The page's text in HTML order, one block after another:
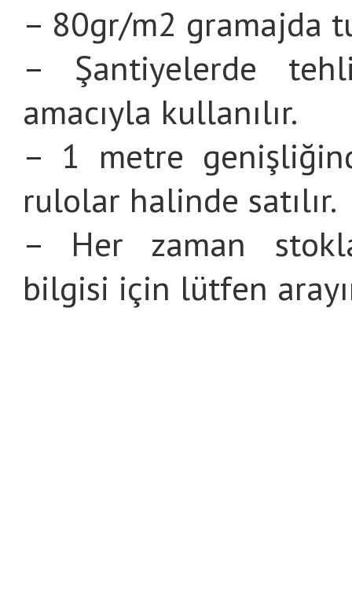
– 80gr/m2 gramajda
– Şantiyelerde
amacıyla kullanılır.
– 1 metre
rulolar halinde satılır.
– Her zaman
bilgisi için lütfen